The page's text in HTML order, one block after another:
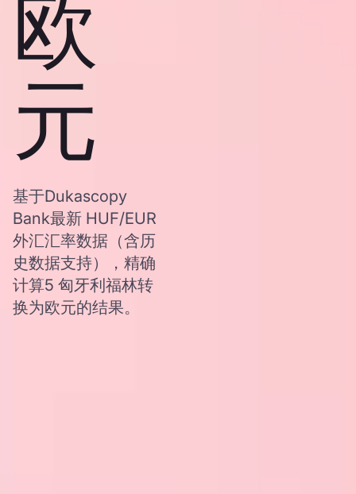
欧
元
基于Dukascopy
Bank最新 HUF/EUR
外汇汇率数据（含历
史数据支持），精确
计算5 匈牙利福林转
换为欧元的结果。